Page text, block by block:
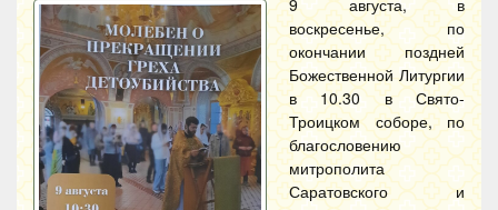
воскресенье, по
окончании поздней
Божественной Литургии
в 10.30 в Свято-
Троицком соборе, по
благословению
митрополита
Саратовского и